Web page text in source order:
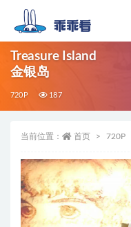
Treasure Island
金银岛
720P 187
当前位置： 首页 720P
视
频
播
放